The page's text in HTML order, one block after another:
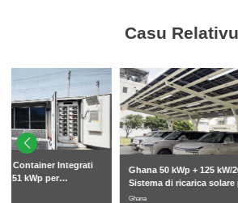
Casu Relativu
Ghana 50 kWp + 125 kW/261 kWh
Sistema di ricarica solare per
veiculi elettrichi cunnessu à a rete